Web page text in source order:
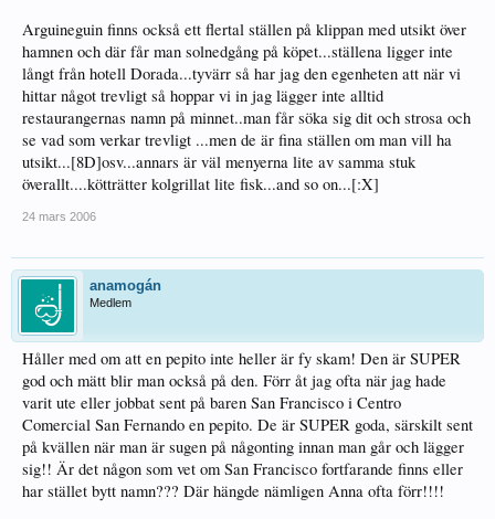
Arguineguin finns också ett flertal ställen på klippan med utsikt över
hamnen och där får man solnedgång på köpet...ställena ligger inte
långt från hotell Dorada...tyvärr så har jag den egenheten att när vi
hittar något trevligt så hoppar vi in jag lägger inte alltid
restaurangernas namn på minnet..man får söka sig dit och strosa och
se vad som verkar trevligt ...men de är fina ställen om man vill ha
utsikt...[8D]osv...annars är väl menyerna lite av samma stuk
överallt....kötträtter kolgrillat lite fisk...and so on...[:X]
24 mars 2006
anamogán
Medlem
Håller med om att en pepito inte heller är fy skam! Den är SUPER
god och mätt blir man också på den. Förr åt jag ofta när jag hade
varit ute eller jobbat sent på baren San Francisco i Centro
Comercial San Fernando en pepito. De är SUPER goda, särskilt sent
på kvällen när man är sugen på någonting innan man går och lägger
sig!! Är det någon som vet om San Francisco fortfarande finns eller
har stället bytt namn??? Där hängde nämligen Anna ofta förr!!!!